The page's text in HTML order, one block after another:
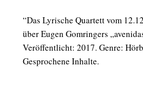
“Das Lyrische Quartett vom
über Eugen Gomringers
Veröffentlicht: 2017. Genre:
Gesprochene Inhalte.